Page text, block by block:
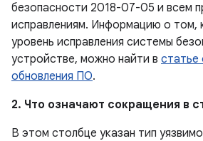
безопасности 2018-07-05 и всем
исправлениям. Информацию о том,
уровень исправления системы
устройстве, можно найти в статье
обновления ПО.
2. Что означают сокращения в
В этом столбце указан тип